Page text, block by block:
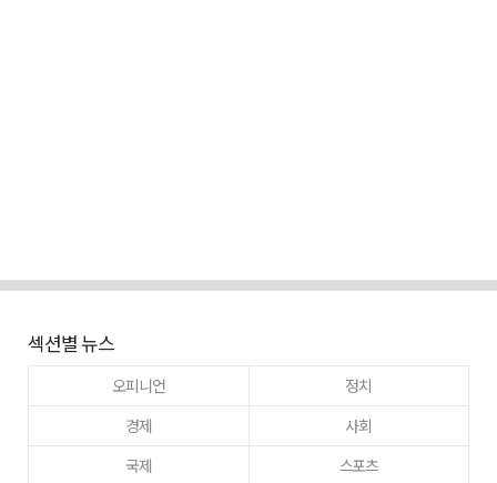
섹션별 뉴스
오피니언
정치
경제
사회
국제
스포츠